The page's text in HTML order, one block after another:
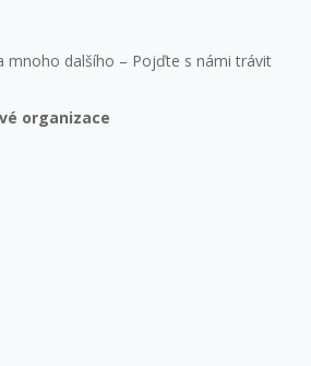
mnoho dalšího – Pojďte s námi trávit
organizace